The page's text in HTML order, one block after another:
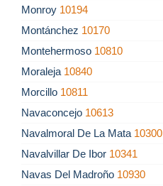
Monroy 10194
Montánchez 10170
Montehermoso 10810
Moraleja 10840
Morcillo 10811
Navaconcejo 10613
Navalmoral De La Mata 10300
Navalvillar De Ibor 10341
Navas Del Madroño 10930